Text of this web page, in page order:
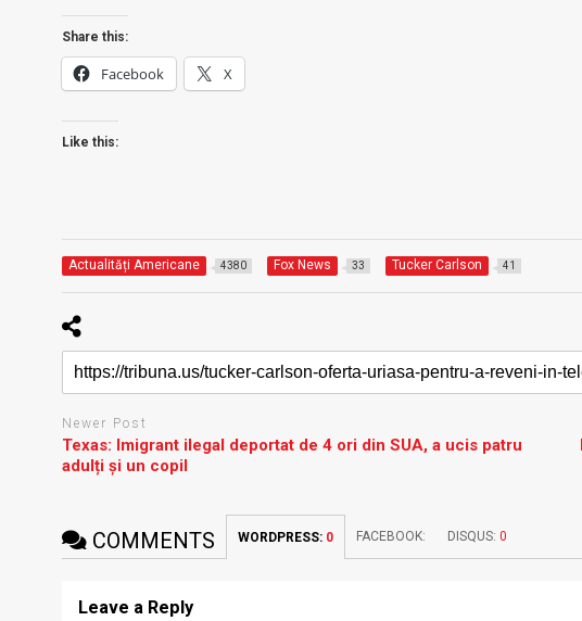
Share this:
Facebook X
Like this:
Actualități Americane 4380 Fox News 33 Tucker Carlson 41
Newer Post
Texas: Imigrant ilegal deportat de 4 ori din SUA, a ucis patru
adulți și un copil
COMMENTS WORDPRESS: 0 FACEBOOK: DISQUS: 0
Leave a Reply